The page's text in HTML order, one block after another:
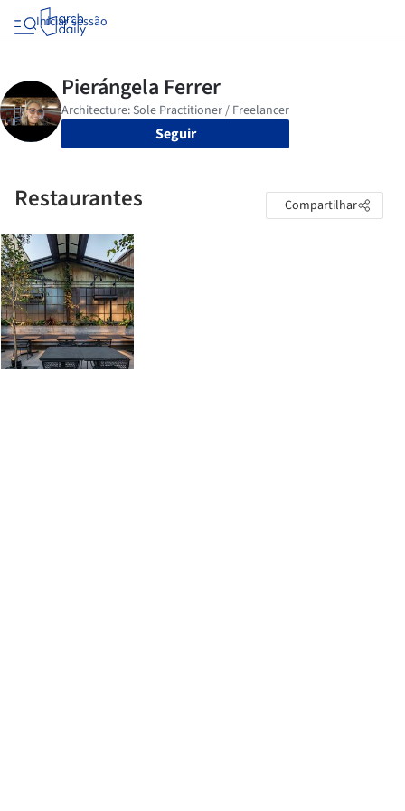
Iniciar sessão
Seguir
Restaurantes Compartilhar